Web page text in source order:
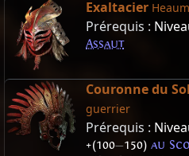
Exaltacier
Prérequis :
Assaut
Couronne du
guerrier
Prérequis :
+(100—150) au